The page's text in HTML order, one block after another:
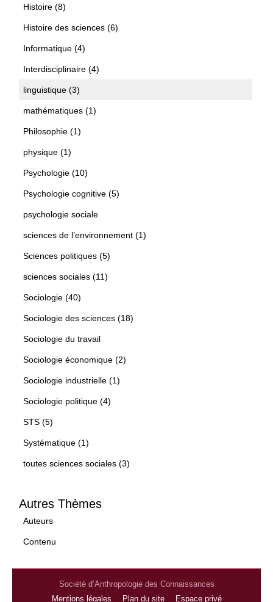
Histoire (8)
Histoire des sciences (6)
Informatique (4)
Interdisciplinaire (4)
linguistique (3)
mathématiques (1)
Philosophie (1)
physique (1)
Psychologie (10)
Psychologie cognitive (5)
psychologie sociale
sciences de l’environnement (1)
Sciences politiques (5)
sciences sociales (11)
Sociologie (40)
Sociologie des sciences (18)
Sociologie du travail
Sociologie économique (2)
Sociologie industrielle (1)
Sociologie politique (4)
STS (5)
Systématique (1)
toutes sciences sociales (3)
Autres Thèmes
Auteurs
Contenu
Société d’Anthropologie des Connaissances
Mentions légales
Plan du site Espace privé